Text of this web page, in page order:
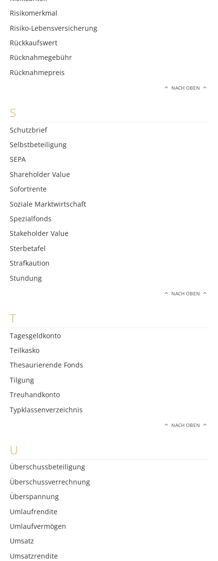
Risikomerkmal
Risiko-Lebensversicherung
Rückkaufswert
Rücknahmegebühr
Rücknahmepreis
NACH OBEN
S
Schutzbrief
Selbstbeteiligung
SEPA
Shareholder Value
Sofortrente
Soziale Marktwirtschaft
Spezialfonds
Stakeholder Value
Sterbetafel
Strafkaution
Stundung
NACH OBEN
T
Tagesgeldkonto
Teilkasko
Thesaurierende Fonds
Tilgung
Treuhandkonto
Typklassenverzeichnis
NACH OBEN
U
Überschussbeteiligung
Überschussverrechnung
Überspannung
Umlaufrendite
Umlaufvermögen
Umsatz
Umsatzrendite